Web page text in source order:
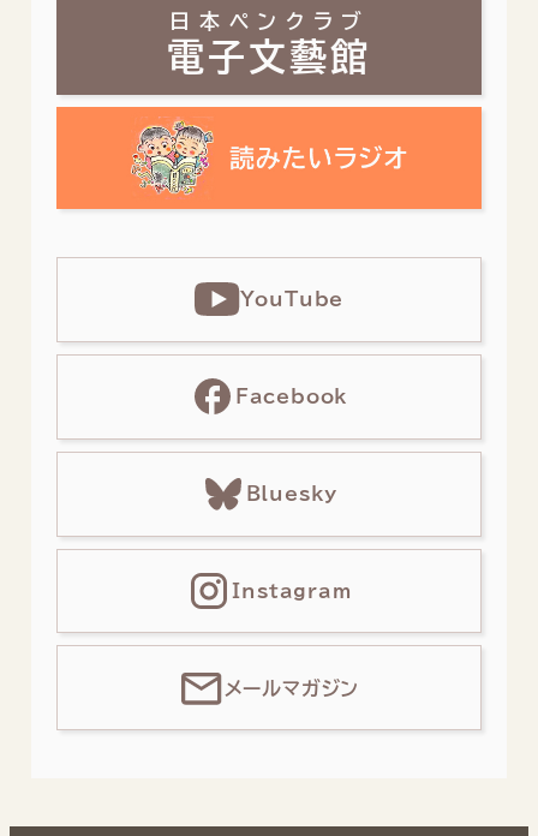
日本ペンクラブ
電子文藝館
YouTube
Facebook
Bluesky
Instagram
メールマガジン